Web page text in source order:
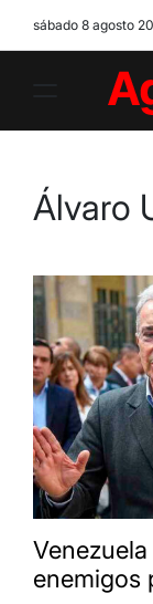
sábado 8 agosto
Álvaro
enemigos